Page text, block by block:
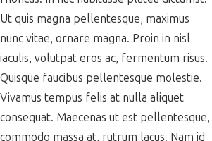
Ut quis magna pellentesque, maximus
nunc vitae, ornare magna. Proin in nisl
iaculis, volutpat eros ac, fermentum risus.
Quisque faucibus pellentesque molestie.
Vivamus tempus felis at nulla aliquet
consequat. Maecenas ut est pellentesque,
commodo massa at, rutrum lacus. Nam id